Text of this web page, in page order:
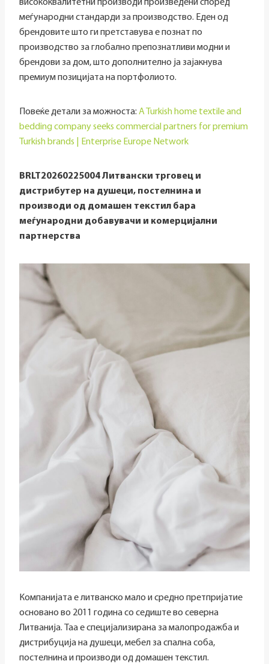
висококвалитетни производи произведени според
меѓународни стандарди за производство. Еден од
брендовите што ги претставува е познат по
производство за глобално препознатливи модни и
брендови за дом, што дополнително ја зајакнува
премиум позицијата на портфолиото.
Повеќе детали за можноста: A Turkish home textile and
bedding company seeks commercial partners for premium
Turkish brands | Enterprise Europe Network
BRLT20260225004Литвански трговец и
дистрибутер на душеци, постелнина и
производи од домашен текстил бара
меѓународни добавувачи и комерцијални
партнерства
Компанијата е литванско мало и средно претпријатие
основано во 2011 година со седиште во северна
Литванија. Таа е специјализирана за малопродажба и
дистрибуција на душеци, мебел за спална соба,
постелнина и производи од домашен текстил.